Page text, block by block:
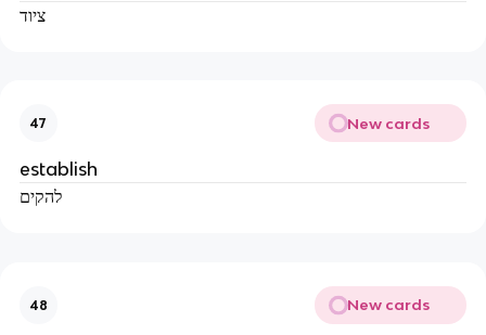
ציוד
47 New cards
establish
להקים
48 New cards